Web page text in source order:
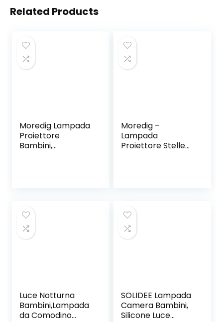
Related Products
Moredig Lampada
Proiettore
Bambini,
Room Decoration
Moredig –
Lampada
Proiettore Stelle
Compleanno, Vivai
– Rosa
Luce Notturna
Bambini,Lampada
da Comodino
SOLIDEE Lampada
Camera Bambini,
Silicone Luce